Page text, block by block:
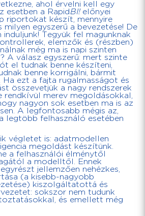
ahol érvelni kell egy
esetben a Rapid BI!előnyei
riportokat készít, mennyire
milyen egyszerű a bevezetése! De
induljunk! Tegyük fel magunknak
elemzők és (részben)
még ma is napi szinten
A válasz egyszerű: mert szinte
el tudnak benne készíteni,
benne korrigálni, bármit
ezt a fajta rugalmasságot és
összevetjük a nagy rendszerek
rendkívül merev megoldásokkal,
nagyon sok esetben ma is az
A legfontosabb mégis az,
legtöbb felhasználó esetében
végletet is: adatmodellen
megoldást készítünk.
a felhasználói élménytől
a modelltől. Ennek
jellemzően nehézkes,
(a kisebb-nagyobb
kiszolgáltatottá és
sokszor nem tudunk
és emellett még